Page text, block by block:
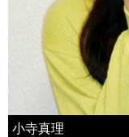
小寺真理